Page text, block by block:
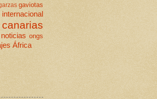
gaviotas
internacional
noticias ongs
África